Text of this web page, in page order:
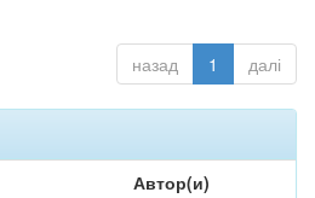
назад 1 далі
Автор(и)